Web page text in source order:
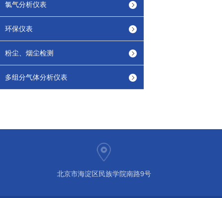
氯气分析仪表
环保仪表
粉尘、烟尘检测
多组分气体分析仪表
北京市海淀区民族学院南路9号